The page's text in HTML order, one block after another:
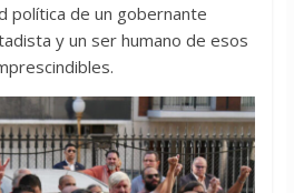
política de un gobernante
y un ser humano de esos